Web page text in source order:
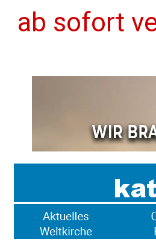
ab sofort